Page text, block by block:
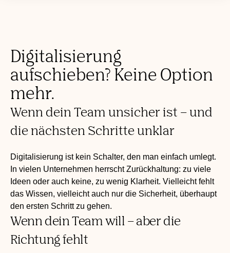
Digitalisierung
aufschieben? Keine Option
mehr.
Wenn dein Team unsicher ist – und
die nächsten Schritte unklar
Digitalisierung ist kein Schalter, den man einfach umlegt.
In vielen Unternehmen herrscht Zurückhaltung: zu viele
Ideen oder auch keine, zu wenig Klarheit. Vielleicht fehlt
das Wissen, vielleicht auch nur die Sicherheit, überhaupt
den ersten Schritt zu gehen.
Wenn dein Team will – aber die
Richtung fehlt